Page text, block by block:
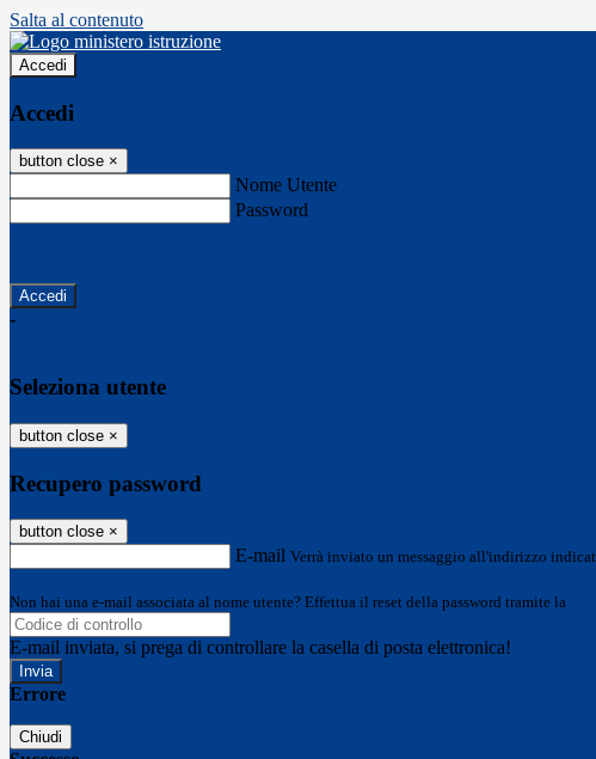
Salta al contenuto
Accedi
Accedi
button close ×
Nome Utente
Password
-
Seleziona utente
button close ×
Recupero password
button close ×
E-mail Verrà inviato un messaggio all'indirizzo
Non hai una e-mail associata al nome utente? Effettua il reset della password tramite la
E-mail inviata, si prega di controllare la casella di posta elettronica!
Errore
Chiudi